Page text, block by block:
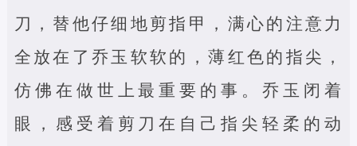
刀，替他仔细地剪指甲，满心的注意力
全放在了乔玉软软的，薄红色的指尖，
仿佛在做世上最重要的事。乔玉闭着
眼，感受着剪刀在自己指尖轻柔的动